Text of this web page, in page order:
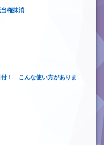
権抹消
付！ こんな使い方がありま